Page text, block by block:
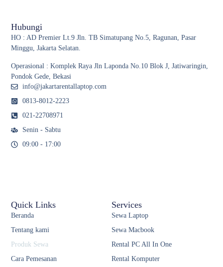
Services
Sewa Laptop
Sewa Macbook
Rental PC All In One
Rental Komputer
Quick Links
Beranda
Tentang kami
Produk Sewa
Cara Pemesanan
Hubungi
HO : AD Premier Lt.9 Jln. TB Simatupang No.5, Ragunan, Pasar
Minggu, Jakarta Selatan.
Operasional : Komplek Raya Jln Laponda No.10 Blok J, Jatiwaringin,
Pondok Gede, Bekasi
info@jakartarentallaptop.com
0813-8012-2223
021-22708971
Senin - Sabtu
09:00 - 17:00